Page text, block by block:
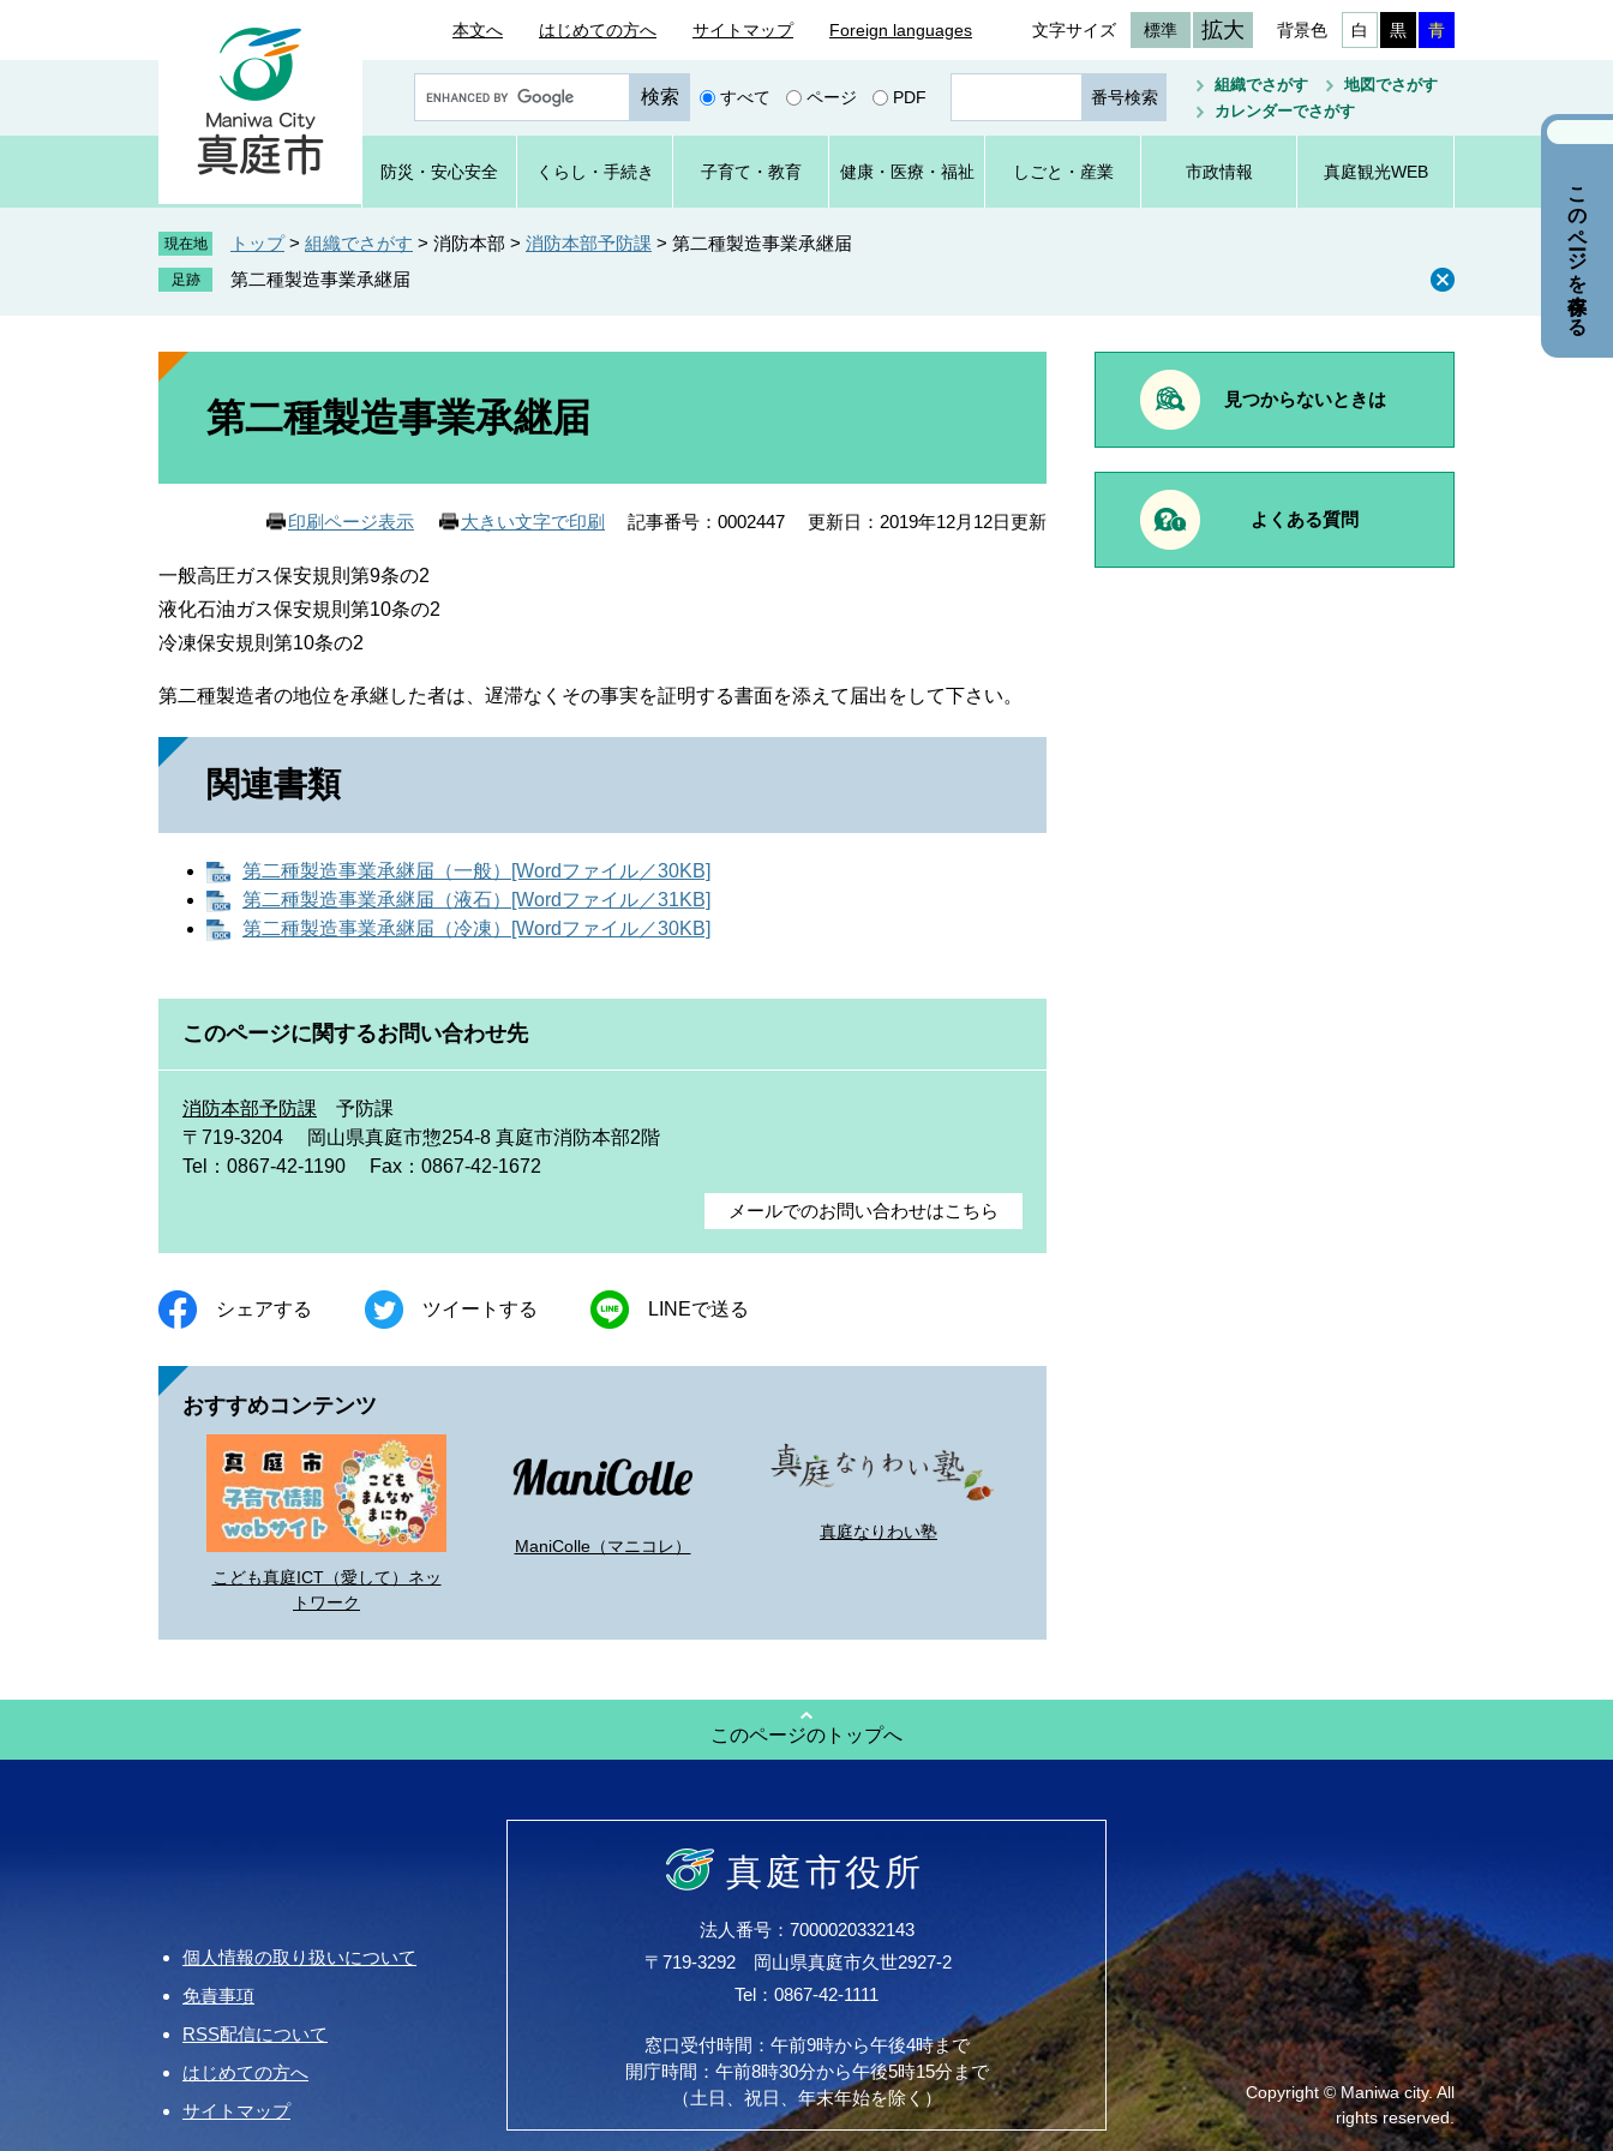
本文へ はじめての方へ サイトマップ Foreign languages 文字サイズ 標準 拡大 背景色 白 黒 青
o
e
カ
すべて ページ PDF
ジ
番
号
を
組織でさがす
地図でさがす
カレンダーでさがす
防災・ 安心安全 くらし ・手続き 子育て ・教育 健康・ 医療・ 福祉 しごと ・産業 市政情報 真庭観光WEB
現在地 トップ > 組織でさがす > 消防本部 > 消防本部予防課 > 第二種製造事業承継届
第二種製造事業承継届
本
第二種製造事業承継届
印刷ページ表示 大きい文字で印刷 記事番号：0002447 更新日：2019年12月12日更新
一般高圧ガス保安規則第9条の2
液化石油ガス保安規則第10条の2
冷凍保安規則第10条の2
第二種製造者の地位を承継した者は、遅滞なくその事実を証明する書面を添えて届出をして下さい。
関連書類
第二種製造事業承継届（一般）[Wordファイル／30KB]
第二種製造事業承継届（液石）[Wordファイル／31KB]
第二種製造事業承継届（冷凍）[Wordファイル／30KB]
このページに関するお問い合わせ先
消防本部予防課
予防課
〒719-3204
岡山県真庭市惣254-8 真庭市消防本部2階
Tel：0867-42-1190
Fax：0867-42-1672
メールでのお問い合わせはこちら
シェアする ツイートする LINEで送る
おすすめコンテンツ
こども真庭ICT（愛して）ネッ
トワーク
ManiColle（マニコレ）
真庭なりわい塾
見つからないときは
よくある質問
このページのトップへ
個人情報の取り扱いについて
免責事項
RSS配信について
はじめての方へ
サイトマップ
真庭市役所
法人番号：7000020332143
〒719-3292 岡山県真庭市久世2927-2
Tel：0867-42-1111
窓口受付時間：午前9時から午後4時まで
開庁時間：午前8時30分から午後5時15分まで
（土日、祝日、年末年始を除く）
Copyright © Maniwa city. All
rights reserved.
このページを保存する